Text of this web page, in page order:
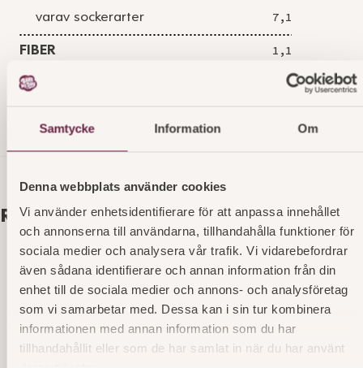
Samtycke Information Om
Denna webbplats använder cookies
Vi använder enhetsidentifierare för att anpassa innehållet
och annonserna till användarna, tillhandahålla funktioner för
sociala medier och analysera vår trafik. Vi vidarebefordrar
även sådana identifierare och annan information från din
enhet till de sociala medier och annons- och analysföretag
som vi samarbetar med. Dessa kan i sin tur kombinera
informationen med annan information som du har
tillhandahållit eller som de har samlat in när du har använt
varav sockerarter
7,1
FIBER
1,1
PROTEIN
5,7
Relaterade produkter
Kuvertbröd EKO 8st glutenfri
Läs mer art. nr 7537